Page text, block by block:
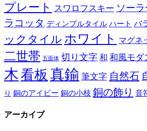
プレート スワロフスキー ソー
ラコッタ ディンプルタイル ハート バ
ックタイル ホワイト マグネ
二世帯 五面体 切り文字 和 和風モダ
木看板 真鍮 筆文字 自然石
り 銅のアイビー 銅の小枝 銅の飾り 音
アーカイブ